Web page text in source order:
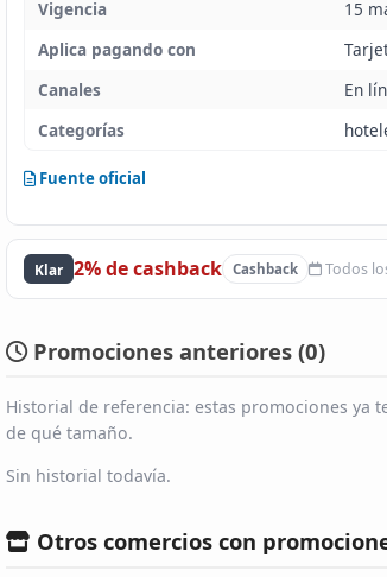
Vigencia
15
Aplica pagando con
Canales
En
Categorías
Fuente oficial
Klar 2% de cashback Cashback Todos
Promociones anteriores (0)
Historial de referencia: estas promociones ya
de qué tamaño.
Sin historial todavía.
Otros comercios con